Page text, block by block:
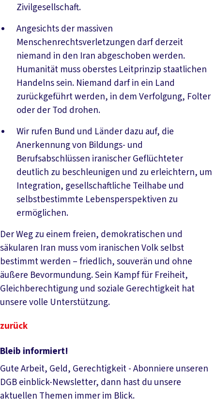
Zivilgesellschaft.
Angesichts der massiven
Menschenrechtsverletzungen darf derzeit
niemand in den Iran abgeschoben werden.
Humanität muss oberstes Leitprinzip staatlichen
Handelns sein. Niemand darf in ein Land
zurückgeführt werden, in dem Verfolgung, Folter
oder der Tod drohen.
Wir rufen Bund und Länder dazu auf, die
Anerkennung von Bildungs- und
Berufsabschlüssen iranischer Geflüchteter
deutlich zu beschleunigen und zu erleichtern, um
Integration, gesellschaftliche Teilhabe und
selbstbestimmte Lebensperspektiven zu
ermöglichen.
Der Weg zu einem freien, demokratischen und
säkularen Iran muss vom iranischen Volk selbst
bestimmt werden – friedlich, souverän und ohne
äußere Bevormundung. Sein Kampf für Freiheit,
Gleichberechtigung und soziale Gerechtigkeit hat
unsere volle Unterstützung.
zurück
Bleib informiert!
Gute Arbeit, Geld, Gerechtigkeit - Abonniere unseren
DGB einblick-Newsletter, dann hast du unsere
aktuellen Themen immer im Blick.